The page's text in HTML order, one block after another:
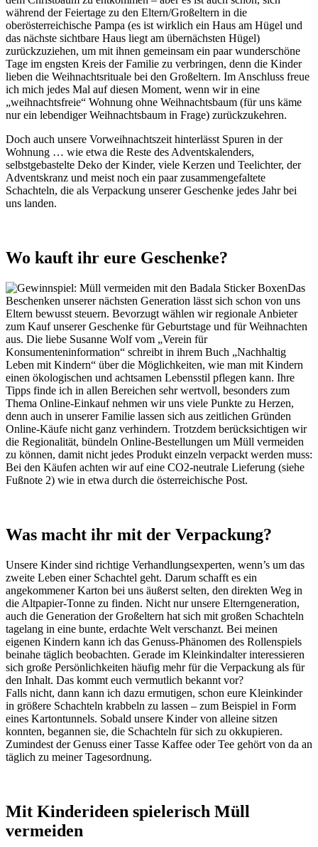
während der Feiertage zu den Eltern/Großeltern in die
oberösterreichische Pampa (es ist wirklich ein Haus am Hügel und
das nächste sichtbare Haus liegt am übernächsten Hügel)
zurückzuziehen, um mit ihnen gemeinsam ein paar wunderschöne
Tage im engsten Kreis der Familie zu verbringen, denn die Kinder
lieben die Weihnachtsrituale bei den Großeltern. Im Anschluss freue
ich mich jedes Mal auf diesen Moment, wenn wir in eine
„weihnachtsfreie“ Wohnung ohne Weihnachtsbaum (für uns käme
nur ein lebendiger Weihnachtsbaum in Frage) zurückzukehren.
Doch auch unsere Vorweihnachtszeit hinterlässt Spuren in der
Wohnung … wie etwa die Reste des Adventskalenders,
selbstgebastelte Deko der Kinder, viele Kerzen und Teelichter, der
Adventskranz und meist noch ein paar zusammengefaltete
Schachteln, die als Verpackung unserer Geschenke jedes Jahr bei
uns landen.
Wo kauft ihr eure Geschenke?
Das
Beschenken unserer nächsten Generation lässt sich schon von uns
Eltern bewusst steuern. Bevorzugt wählen wir regionale Anbieter
zum Kauf unserer Geschenke für Geburtstage und für Weihnachten
aus. Die liebe Susanne Wolf vom „Verein für
Konsumenteninformation“ schreibt in ihrem Buch „Nachhaltig
Leben mit Kindern“ über die Möglichkeiten, wie man mit Kindern
einen ökologischen und achtsamen Lebensstil pflegen kann. Ihre
Tipps finde ich in allen Bereichen sehr wertvoll, besonders zum
Thema Online-Einkauf nehmen wir uns viele Punkte zu Herzen,
denn auch in unserer Familie lassen sich aus zeitlichen Gründen
Online-Käufe nicht ganz verhindern. Trotzdem berücksichtigen wir
die Regionalität, bündeln Online-Bestellungen um Müll vermeiden
zu können, damit nicht jedes Produkt einzeln verpackt werden muss:
Bei den Käufen achten wir auf eine CO2-neutrale Lieferung (siehe
Fußnote 2) wie in etwa durch die österreichische Post.
Was macht ihr mit der Verpackung?
Unsere Kinder sind richtige Verhandlungsexperten, wenn’s um das
zweite Leben einer Schachtel geht. Darum schafft es ein
angekommener Karton bei uns äußerst selten, den direkten Weg in
die Altpapier-Tonne zu finden. Nicht nur unsere Elterngeneration,
auch die Generation der Großeltern hat sich mit großen Schachteln
tagelang in eine bunte, erdachte Welt verschanzt. Bei meinen
eigenen Kindern kann ich das Genuss-Phänomen des Rollenspiels
beinahe täglich beobachten. Gerade im Kleinkindalter interessieren
sich große Persönlichkeiten häufig mehr für die Verpackung als für
den Inhalt. Das kommt euch vermutlich bekannt vor?
Falls nicht, dann kann ich dazu ermutigen, schon eure Kleinkinder
in größere Schachteln krabbeln zu lassen – zum Beispiel in Form
eines Kartontunnels. Sobald unsere Kinder von alleine sitzen
konnten, begannen sie, die Schachteln für sich zu okkupieren.
Zumindest der Genuss einer Tasse Kaffee oder Tee gehört von da an
täglich zu meiner Tagesordnung.
Mit Kinderideen spielerisch Müll
vermeiden